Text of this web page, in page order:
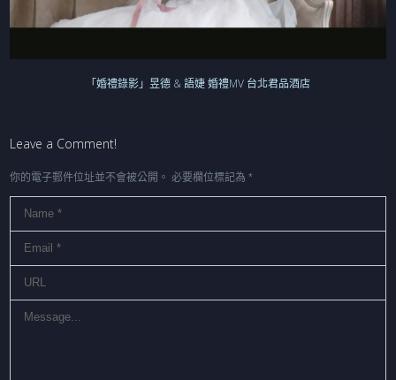
「婚禮錄影」昱德 & 語婕 婚禮MV 台北君品酒店
Leave a Comment!
你的電子郵件位址並不會被公開。 必要欄位標記為*